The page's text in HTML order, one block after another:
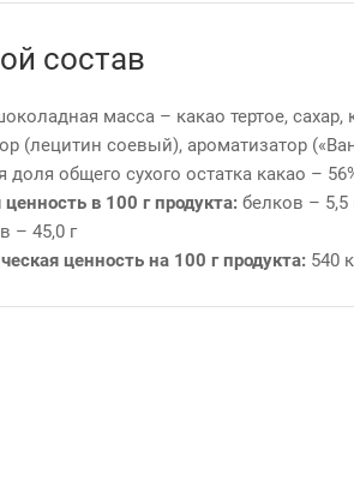
состав
масса – какао тертое, сахар,
(лецитин соевый), ароматизатор
доля общего сухого остатка какао –
в 100 г продукта:белков – 5,5
– 45,0 г
ценность на 100 г продукта: 540